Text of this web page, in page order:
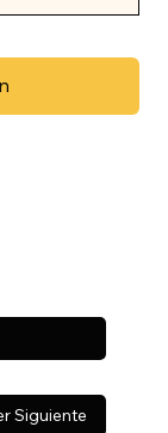
Siguiente